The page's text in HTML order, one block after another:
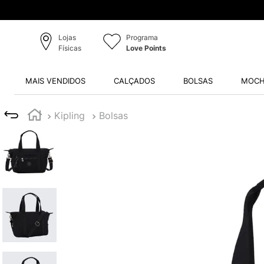
Lojas
Físicas
Programa
Love Points
MAIS VENDIDOS CALÇADOS BOLSAS
Kipling Bolsas